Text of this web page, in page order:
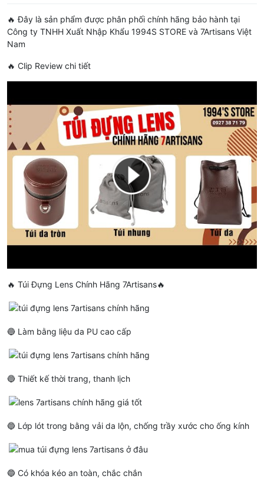
🔥 Đây là sản phẩm được phân phối chính hãng bảo hành tại
Công ty TNHH Xuất Nhập Khẩu 1994S STORE và 7Artisans Việt
Nam
🔥 Clip Review chi tiết
🔥 Túi Đựng Lens Chính Hãng 7Artisans🔥
🔵 Làm bằng liệu da PU cao cấp
🔵 Thiết kế thời trang, thanh lịch
🔵 Lớp lót trong bằng vải da lộn, chống trầy xước cho ống kính
🔵 Có khóa kéo an toàn, chắc chắn